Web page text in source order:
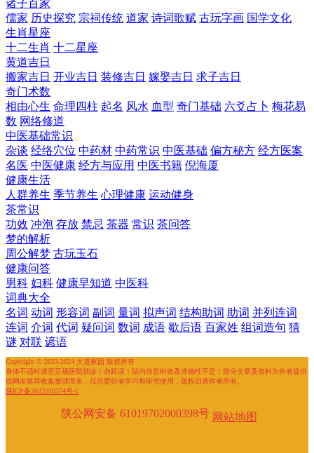
诸子百家
儒家 历史探究 宗祠传统 道家 诗词歌赋 古玩字画 国学文化
生肖星座
十二生肖 十二星座
黄道吉日
搬家吉日 开业吉日 装修吉日 嫁娶吉日 求子吉日
奇门术数
相由心生 命理四柱 起名 风水 血型 奇门基础 六爻占卜 梅花易
数 网络修道
中医基础常识
杂谈 经络穴位 中药材 中药常识 中医基础 偏方秘方 经方医案
名医 中医健康 经方与应用 中医书籍 倪海厦
健康生活
人群养生 季节养生 心理健康 运动健身
茶常识
功效 冲泡 存放 禁忌 茶器 常识 茶问答
梦的解析
周公解梦 古玩玉石
健康问答
男科 妇科 健康早知道 中医科
词典大全
名词 动词 形容词 副词 量词 拟声词 结构助词 助词 并列连词
连词 介词 代词 疑问词 数词 成语 歇后语 百家姓 组词造句 猜
谜 对联 谚语
Copyright © 2023-2024 大道家园 版权所有
身体不适时请至正规医院就诊！勿延误！站内信息时效及准确性不足！部分文章及资料为作者提供
或网友推荐收集整理而来，仅供爱好者学习和研究使用，版权归原作者所有。
陕ICP备2022010374号-1
陕公网安备 61019702000398号 网站地图